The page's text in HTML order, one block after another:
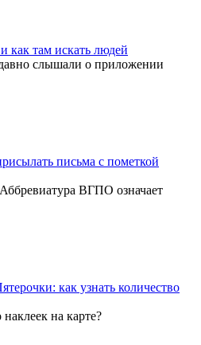
как там искать людей
слышали о приложении
письма с пометкой
ВГПО означает
как узнать количество
на карте?